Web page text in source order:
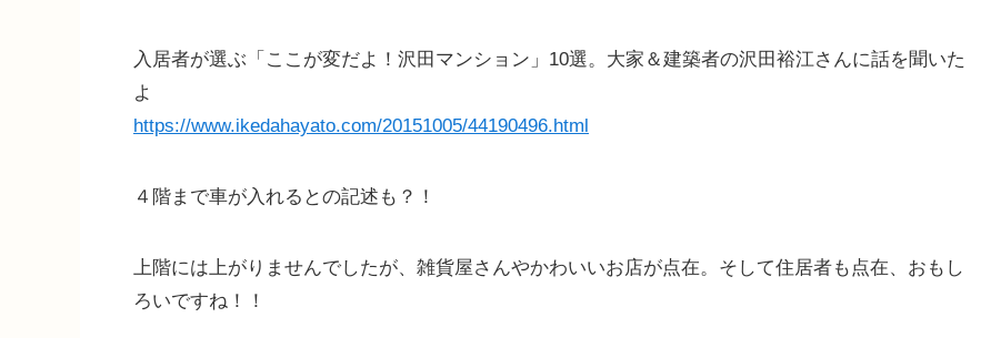
入居者が選ぶ「ここが変だよ！沢田マンション」10選。大家＆建築者の沢田裕江さんに話を聞いた
よ
https://www.ikedahayato.com/20151005/44190496.html
４階まで車が入れるとの記述も？！
上階には上がりませんでしたが、雑貨屋さんやかわいいお店が点在。そして住居者も点在、おもし
ろいですね！！